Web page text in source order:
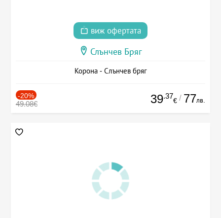
виж офертата
Слънчев Бряг
Корона - Слънчев бряг
-20%
49.08€ 39.37
€ / 77лв.